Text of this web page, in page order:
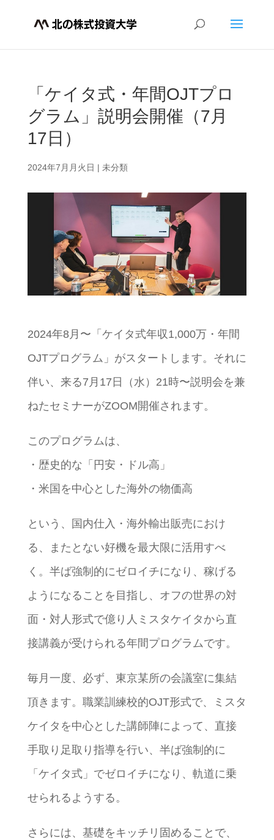
「ケイタ式・年間OJTプロ
グラム」説明会開催（7月
17日）
2024年7月月火日 | 未分類
2024年8月〜「ケイタ式年収1,000万・年間
OJTプログラム」がスタートします。それに
伴い、来る7月17日（水）21時〜説明会を兼
ねたセミナーがZOOM開催されます。
このプログラムは、
・歴史的な「円安・ドル高」
・米国を中心とした海外の物価高
という、国内仕入・海外輸出販売におけ
る、またとない好機を最大限に活用すべ
く。半ば強制的にゼロイチになり、稼げる
ようになることを目指し、オフの世界の対
面・対人形式で億り人ミスタケイタから直
接講義が受けられる年間プログラムです。
毎月一度、必ず、東京某所の会議室に集結
頂きます。職業訓練校的OJT形式で、ミスタ
ケイタを中心とした講師陣によって、直接
手取り足取り指導を行い、半ば強制的に
「ケイタ式」でゼロイチになり、軌道に乗
せられるようする。
さらには、基礎をキッチリ固めることで、